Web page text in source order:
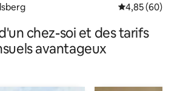
Évaluation
4,85 (60)
chez-soi et des tarifs
avantageux